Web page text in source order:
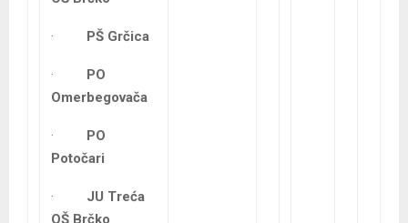
· PŠ Grčica
· PO
Omerbegovača
· PO
Potočari
· JU Treća
OŠ Brčko